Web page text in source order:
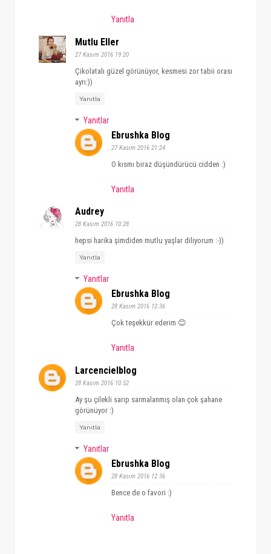
Yanıtla
Mutlu Eller
27 Kasım 2016 19:20
Çikolatalı güzel görünüyor, kesmesi zor tabii orası
ayrı:))
Yanıtla
Yanıtlar
Ebrushka Blog
27 Kasım 2016 21:24
O kısmı biraz düşündürücü cidden :)
Yanıtla
Audrey
28 Kasım 2016 10:28
hepsi harika şimdiden mutlu yaşlar diliyorum :-))
Yanıtla
Yanıtlar
Ebrushka Blog
28 Kasım 2016 12:36
Çok teşekkür ederim 😊
Yanıtla
Larcencielblog
28 Kasım 2016 10:52
Ay şu çilekli sarıp sarmalanmış olan çok şahane
görünüyor :)
Yanıtla
Yanıtlar
Ebrushka Blog
28 Kasım 2016 12:36
Bence de o favori :)
Yanıtla